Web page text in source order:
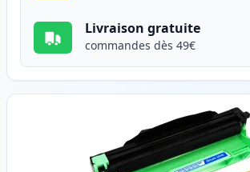
Livraison gratuite
commandes dès 49€